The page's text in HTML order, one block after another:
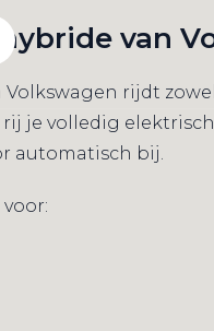
van
Volkswagen rijdt
je volledig
automatisch bij.